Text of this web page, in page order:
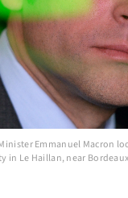
Emmanuel Macron
in Le Haillan, near